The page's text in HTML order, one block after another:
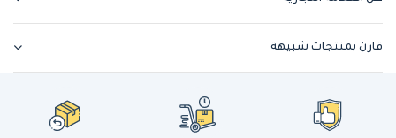
قارن بمنتجات شبيهة